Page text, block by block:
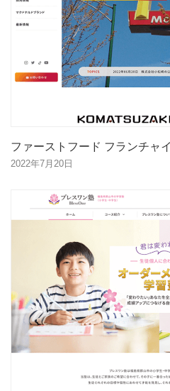
ファーストフード フランチャ
2022年7月20日